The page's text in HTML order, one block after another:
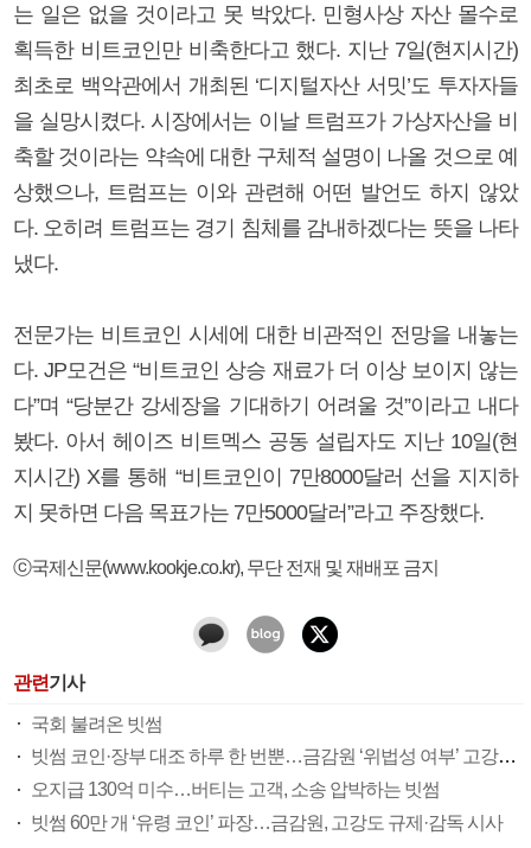
는 일은 없을 것이라고 못 박았다. 민형사상 자산 몰수로
획득한 비트코인만 비축한다고 했다. 지난 7일(현지시간)
최초로 백악관에서 개최된 ‘디지털자산 서밋’도 투자자들
을 실망시켰다. 시장에서는 이날 트럼프가 가상자산을 비
축할 것이라는 약속에 대한 구체적 설명이 나올 것으로 예
상했으나, 트럼프는 이와 관련해 어떤 발언도 하지 않았
다. 오히려 트럼프는 경기 침체를 감내하겠다는 뜻을 나타
냈다.
전문가는 비트코인 시세에 대한 비관적인 전망을 내놓는
다. JP모건은 “비트코인 상승 재료가 더 이상 보이지 않는
다”며 “당분간 강세장을 기대하기 어려울 것”이라고 내다
봤다. 아서 헤이즈 비트멕스 공동 설립자도 지난 10일(현
지시간) X를 통해 “비트코인이 7만8000달러 선을 지지하
지 못하면 다음 목표가는 7만5000달러”라고 주장했다.
ⓒ국제신문(www.kookje.co.kr), 무단 전재 및 재배포 금지
관련기사
국회 불려온 빗썸
빗썸 코인·장부 대조 하루 한 번뿐…금감원 ‘위법성 여부’ 고강도 조사
오지급 130억 미수…버티는 고객, 소송 압박하는 빗썸
빗썸 60만 개 ‘유령 코인’ 파장…금감원, 고강도 규제·감독 시사